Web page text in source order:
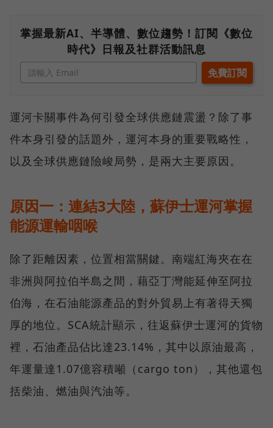
掌握最新AI、半導體、數位趨勢！訂閱《數位
時代》日報及社群活動訊息
運河卡關事件為何引發全球供應鏈震盪？除了事
件本身引發的話題外，運河本身的重要戰略性，
以及全球供應鏈險峻局勢，是兩大主要原因。
原因一：連結3大陸，蘇伊士運河掌握
能源運輸咽喉
除了距離因素，位置相當關鍵。南端紅海夾在在
非洲與阿拉伯半島之間，藉亞丁灣能延伸至阿拉
伯海，在石油能源產品的對外貿易上有著得天獨
厚的地位。SCA統計顯示，往返蘇伊士運河的貨物
裡，石油產品佔比達23.14%，其中以原油最高，
年運量達1.07億容積噸（cargo ton），其他還包
括柴油、燃油與汽油等。